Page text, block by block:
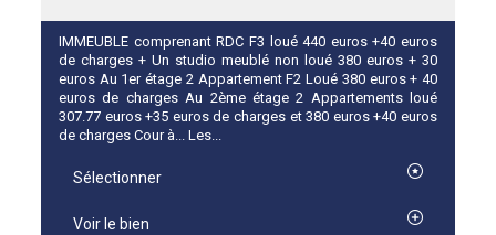
IMMEUBLE comprenant RDC F3 loué 440 euros +40 euros
de charges + Un studio meublé non loué 380 euros + 30
euros Au 1er étage 2 Appartement F2 Loué 380 euros + 40
euros de charges Au 2ème étage 2 Appartements loué
307.77 euros +35 euros de charges et 380 euros +40 euros
de charges Cour à... Les...
Sélectionner
Voir le bien